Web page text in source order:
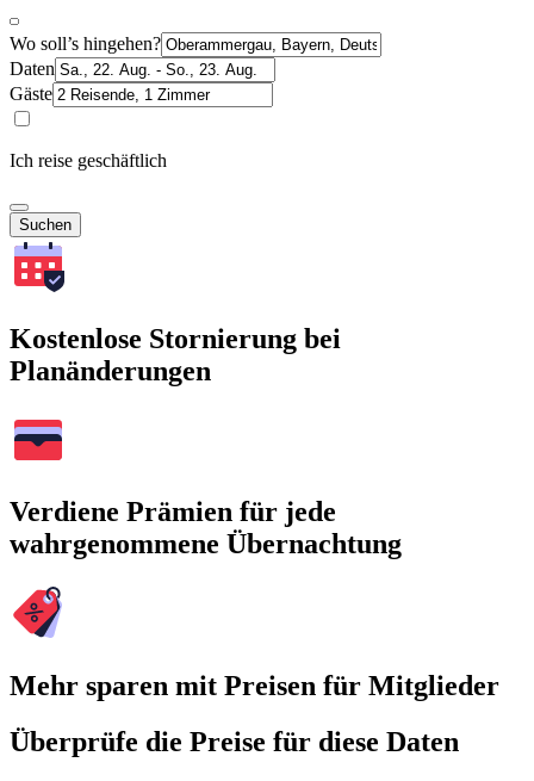
Wo soll’s hingehen?
Daten
Gäste
Ich reise geschäftlich
Suchen
Kostenlose Stornierung bei
Planänderungen
Verdiene Prämien für jede
wahrgenommene Übernachtung
Mehr sparen mit Preisen für Mitglieder
Überprüfe die Preise für diese Daten